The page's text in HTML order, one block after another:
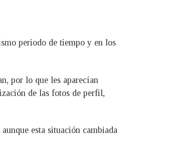
periodo de tiempo y en los
por lo que les aparecían
de las fotos de perfil,
esta situación cambiada